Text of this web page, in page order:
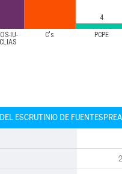
IU-
C's PCPE
4
ESCRUTINIO DE